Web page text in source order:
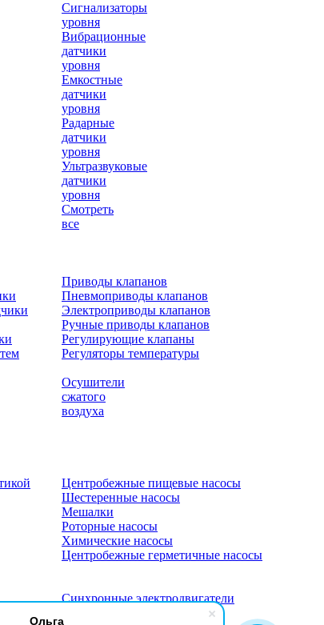
Ольга
Сигнализаторы
уровня
Вибрационные
датчики
уровня
Емкостные
датчики
уровня
Радарные
датчики
уровня
Ультразвуковые
датчики
уровня
Смотреть
все
Приводы клапанов
Пневмоприводы клапанов
Электроприводы клапанов
Ручные приводы клапанов
Регулирующие клапаны
Регуляторы температуры
Осушители
сжатого
воздуха
Центробежные пищевые насосы
Шестеренные насосы
Мешалки
Роторные насосы
Химические насосы
Центробежные герметичные насосы
Синхронные электродвигатели